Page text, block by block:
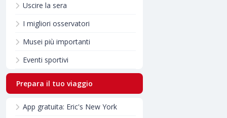
Uscire la sera
I migliori osservatori
Musei più importanti
Eventi sportivi
Prepara il tuo viaggio
App gratuita: Eric's New York